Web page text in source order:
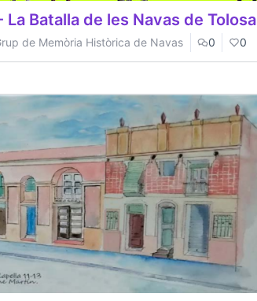
La Batalla de les Navas de Tolosa
de Memòria Històrica de Navas 0 0